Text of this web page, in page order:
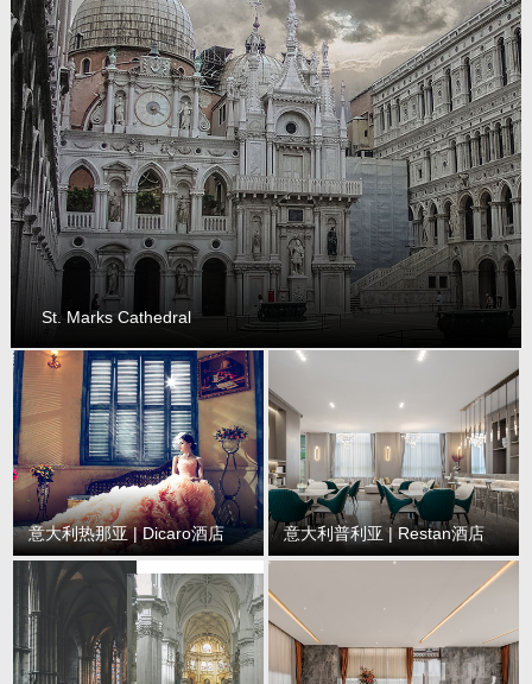
St. Marks Cathedral
意大利热那亚 | Dicaro酒店 意大利普利亚 | Restan酒店